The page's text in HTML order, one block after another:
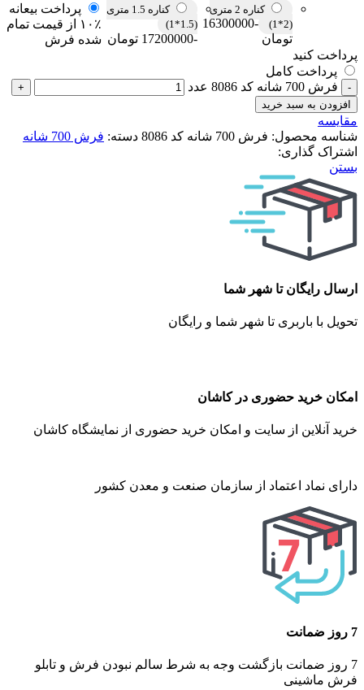
کناره 2 متری
(2*1)
-16300000
تومان
کناره 1.5 متری
(1.5*1)
-17200000 تومان
پرداخت بیعانه
۱۰٪ از قیمت تمام
شده فرش
پرداخت کنید
پرداخت کامل
فرش 700 شانه کد 8086 عدد
افزودن به سبد خرید
مقایسه
شناسه محصول: فرش 700 شانه کد 8086 دسته: فرش 700 شانه
اشتراک گذاری:
بستن
ارسال رایگان تا شهر شما
تحویل با باربری تا شهر شما و رایگان
امکان خرید حضوری در کاشان
خرید آنلاین از سایت و امکان خرید حضوری از نمایشگاه کاشان
دارای نماد اعتماد از سازمان صنعت و معدن کشور
7 روز ضمانت
7 روز ضمانت بازگشت وجه به شرط سالم نبودن فرش و تابلو
فرش ماشینی